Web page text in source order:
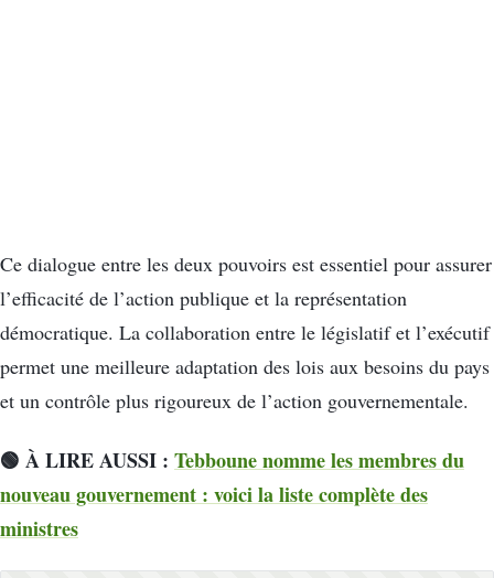
Ce dialogue entre les deux pouvoirs est essentiel pour assurer
l’efficacité de l’action publique et la représentation
démocratique. La collaboration entre le législatif et l’exécutif
permet une meilleure adaptation des lois aux besoins du pays
et un contrôle plus rigoureux de l’action gouvernementale.
🟢 À LIRE AUSSI : Tebboune nomme les membres du
nouveau gouvernement : voici la liste complète des
ministres